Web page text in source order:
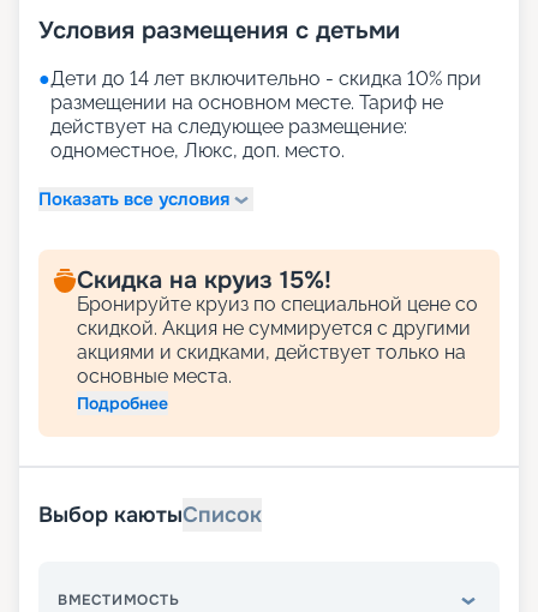
Условия размещения с детьми
●Дети до 14 лет включительно - скидка 10% при
размещении на основном месте. Тариф не
действует на следующее размещение:
одноместное, Люкс, доп. место.
Показать все условия
Скидка на круиз 15%!
Бронируйте круиз по специальной цене со
скидкой. Акция не суммируется с другими
акциями и скидками, действует только на
основные места.
Подробнее
Выбор каютыСписок
ВМЕСТИМОСТЬ